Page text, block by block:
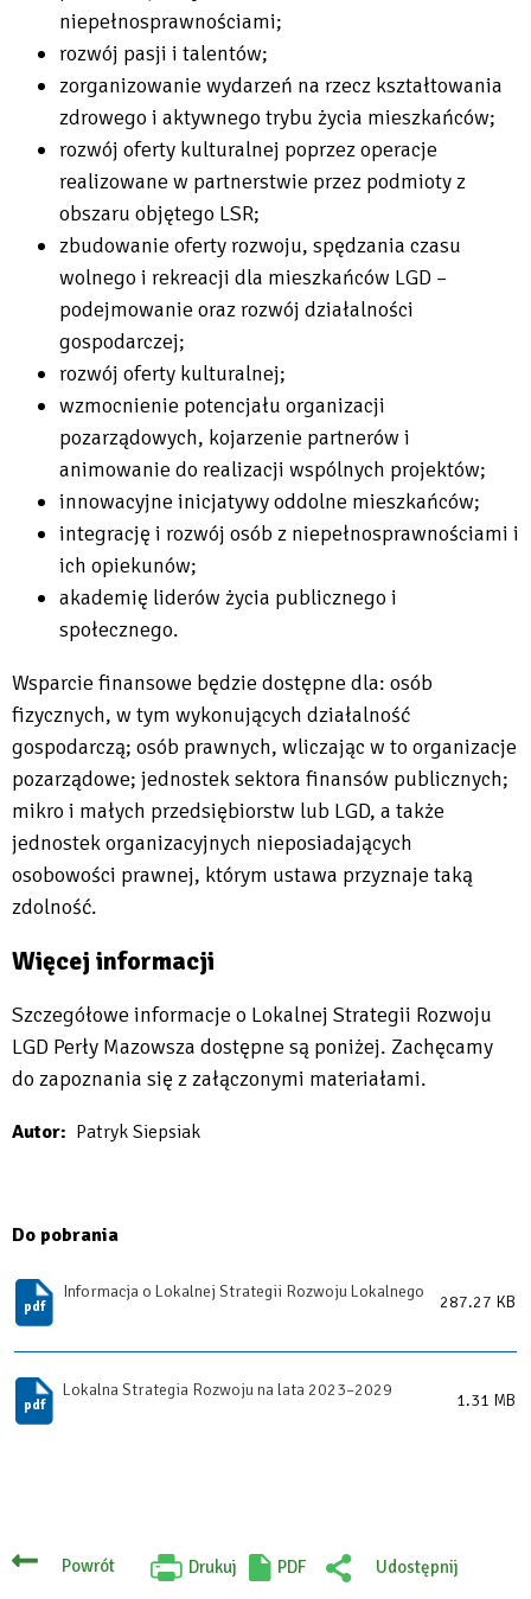
niepełnosprawnościami;
rozwój pasji i talentów;
zorganizowanie wydarzeń na rzecz kształtowania
zdrowego i aktywnego trybu życia mieszkańców;
rozwój oferty kulturalnej poprzez operacje
realizowane w partnerstwie przez podmioty z
obszaru objętego LSR;
zbudowanie oferty rozwoju, spędzania czasu
wolnego i rekreacji dla mieszkańców LGD –
podejmowanie oraz rozwój działalności
gospodarczej;
rozwój oferty kulturalnej;
wzmocnienie potencjału organizacji
pozarządowych, kojarzenie partnerów i
animowanie do realizacji wspólnych projektów;
innowacyjne inicjatywy oddolne mieszkańców;
integrację i rozwój osób z niepełnosprawnościami i
ich opiekunów;
akademię liderów życia publicznego i
społecznego.
Wsparcie finansowe będzie dostępne dla: osób
fizycznych, w tym wykonujących działalność
gospodarczą; osób prawnych, wliczając w to organizacje
pozarządowe; jednostek sektora finansów publicznych;
mikro i małych przedsiębiorstw lub LGD, a także
jednostek organizacyjnych nieposiadających
osobowości prawnej, którym ustawa przyznaje taką
zdolność.
Więcej informacji
Szczegółowe informacje o Lokalnej Strategii Rozwoju
LGD Perły Mazowsza dostępne są poniżej. Zachęcamy
do zapoznania się z załączonymi materiałami.
Autor Patryk Siepsiak
Do pobrania
Informacja o Lokalnej Strategii Rozwoju Lokalnego
287.27 KB
Lokalna Strategia Rozwoju na lata 2023–2029
1.31 MB
Powrót Drukuj
Will
PDF
Udostępnij